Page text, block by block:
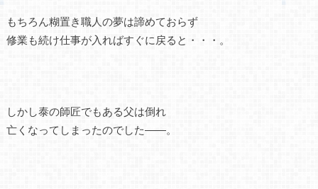
もちろん糊置き職人の夢は諦めておらず
修業も続け仕事が入ればすぐに戻ると・・・。
しかし泰の師匠でもある父は倒れ
亡くなってしまったのでした――。